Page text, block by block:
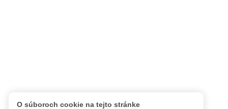
O súboroch cookie na tejto stránke